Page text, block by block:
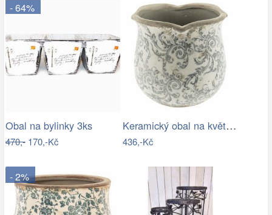
- 64%
Obal na bylinky 3ks
470,-170,-Kč
Keramický obal na květináč s ornamenty …
436,-Kč
- 2%